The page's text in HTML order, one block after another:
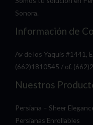
Sonora.
Información de
Av de los Yaquis #1441,
(662)1810545 / of.
Nuestros
Persiana – Sheer
Persianas Enrollables